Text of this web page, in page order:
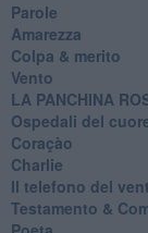
Parole
Amarezza
Colpa & merito
Vento
​LA PANCHINA
Ospedali del
Coraçào
Charlie
Il telefono del
Testamento &